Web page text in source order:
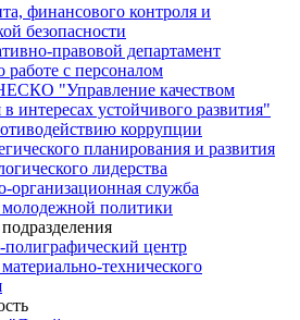
финансового контроля и
безопасности
правовой департамент
работе с персоналом
"Управление качеством
в интересах устойчивого развития"
коррупции
планирования и развития
лидерства
организационная служба
политики
полиграфический центр
технического